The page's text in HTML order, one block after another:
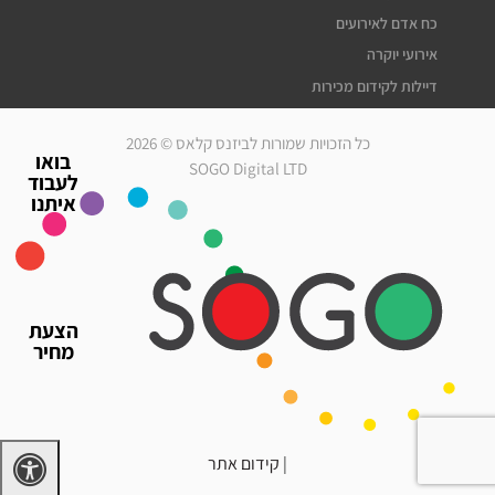
הצעת
מחיר
בואו
לעבוד
איתנו
כח אדם לאירועים
אירועי יוקרה
דיילות לקידום מכירות
מלצרים לאירועים
עוזרי הפקה
גיוס עובדים זמניים
כח אדם לאירועים
דיילות לאירועים
כל הזכויות שמורות לביזנס קלאס © 2026
SOGO Digital LTD
| קידום אתר